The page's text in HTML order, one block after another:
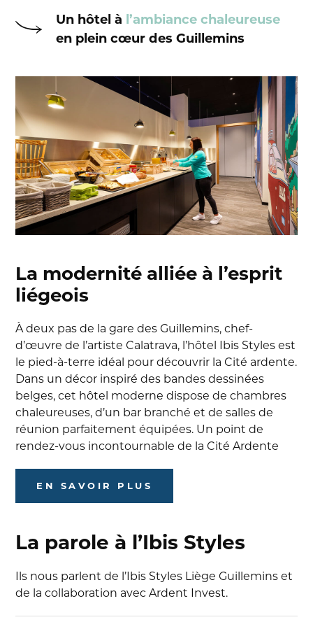
Un hôtel à l’ambiance chaleureuse
en plein cœur des Guillemins
La modernité alliée à l’esprit
liégeois
À deux pas de la gare des Guillemins, chef-
d’œuvre de l’artiste Calatrava, l’hôtel Ibis Styles est
le pied-à-terre idéal pour découvrir la Cité ardente.
Dans un décor inspiré des bandes dessinées
belges, cet hôtel moderne dispose de chambres
chaleureuses, d’un bar branché et de salles de
réunion parfaitement équipées. Un point de
rendez-vous incontournable de la Cité Ardente
EN SAVOIR PLUS
La parole à l’Ibis Styles
Ils nous parlent de l’Ibis Styles Liège Guillemins et
de la collaboration avec Ardent Invest.